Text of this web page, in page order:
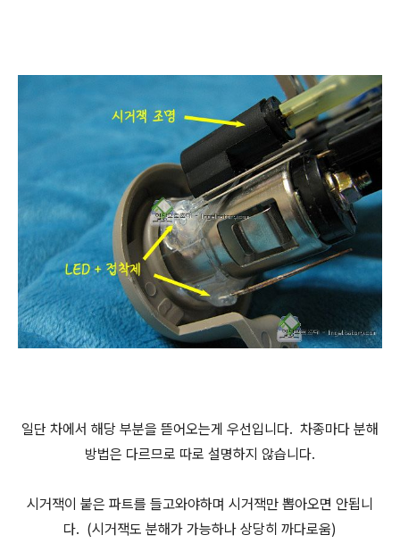
일단 차에서 해당 부분을 뜯어오는게 우선입니다. 차종마다 분해
방법은 다르므로 따로 설명하지 않습니다.
시거잭이 붙은 파트를 들고와야하며 시거잭만 뽑아오면 안됩니
다. (시거잭도 분해가 가능하나 상당히 까다로움)